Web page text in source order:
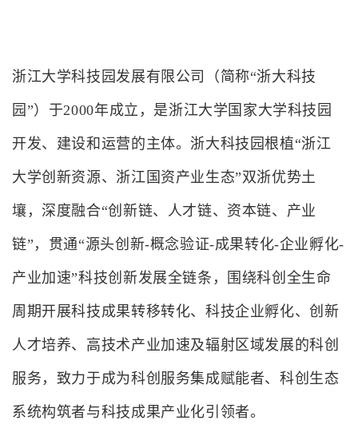
浙江大学科技园发展有限公司（简称“浙大科技
园”）于2000年成立，是浙江大学国家大学科技园
开发、建设和运营的主体。浙大科技园根植“浙江
大学创新资源、浙江国资产业生态”双浙优势土
壤，深度融合“创新链、人才链、资本链、产业
链”，贯通“源头创新-概念验证-成果转化-企业孵化-
产业加速”科技创新发展全链条，围绕科创全生命
周期开展科技成果转移转化、科技企业孵化、创新
人才培养、高技术产业加速及辐射区域发展的科创
服务，致力于成为科创服务集成赋能者、科创生态
系统构筑者与科技成果产业化引领者。